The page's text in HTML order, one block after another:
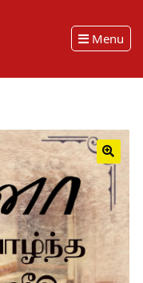
Menu